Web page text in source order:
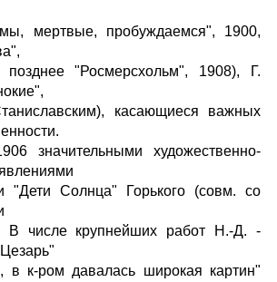
мертвые, пробуждаемся", 1900,
позднее "Росмерсхольм", 1908), Г.
касающиеся важных
значительными художественно-
"Дети Солнца" Горького (совм. со
В числе крупнейших работ Н.-Д. -
в к-ром давалась широкая картин"